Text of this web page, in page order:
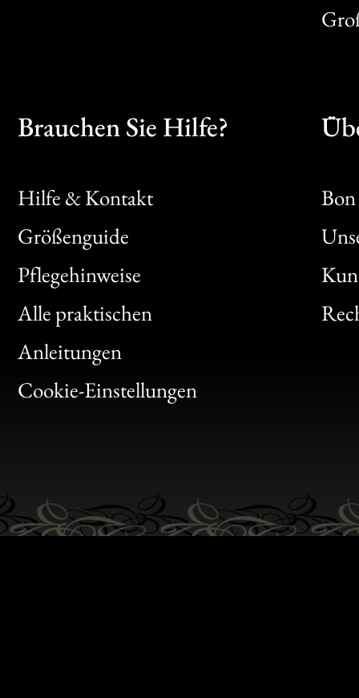
Brauchen Sie Hilfe?
Hilfe & Kontakt
Größenguide
Pflegehinweise
Alle praktischen
Anleitungen
Cookie-Einstellungen
Bon
Clic